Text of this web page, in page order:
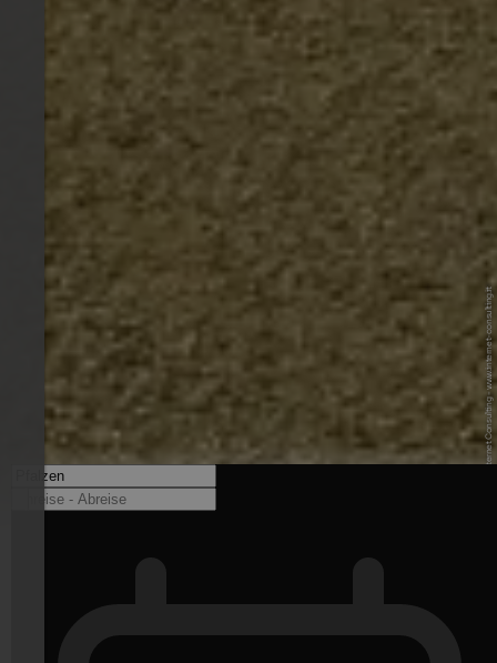
© Elmar H. - Internet Consulting - www.internet-consulting.it